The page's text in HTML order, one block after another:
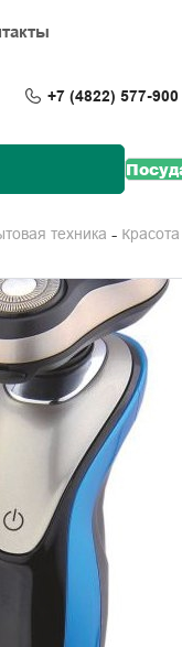
+7 (4822) 577-900
техника